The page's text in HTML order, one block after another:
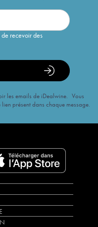
recevoir des
les emails de iDealwine. Vous
présent dans chaque message.